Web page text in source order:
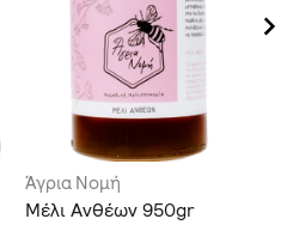
Άγρια Νομή
Μέλι Ανθέων 950gr